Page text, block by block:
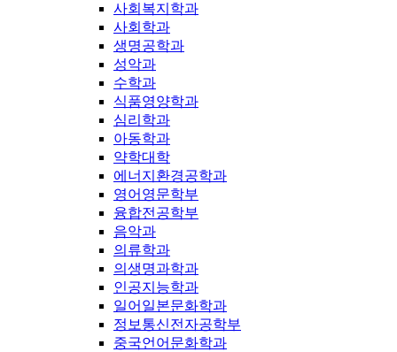
사회복지학과
사회학과
생명공학과
성악과
수학과
식품영양학과
심리학과
아동학과
약학대학
에너지환경공학과
영어영문학부
융합전공학부
음악과
의류학과
의생명과학과
인공지능학과
일어일본문화학과
정보통신전자공학부
중국언어문화학과